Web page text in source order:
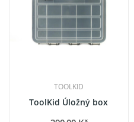
TOOLKID
ToolKid Úložný box